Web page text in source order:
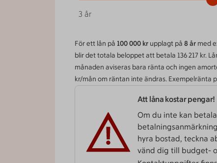
3 år
För ett lån på 100 000 kr upplagt på 8 år med
blir det totala beloppet att betala 136 217 kr.
månaden aviseras bara ränta och ingen
kr/mån om räntan inte ändras. Exempelränta
Att låna kostar pengar!
Om du inte kan
hyra bostad, teckna
vänd dig till budget-